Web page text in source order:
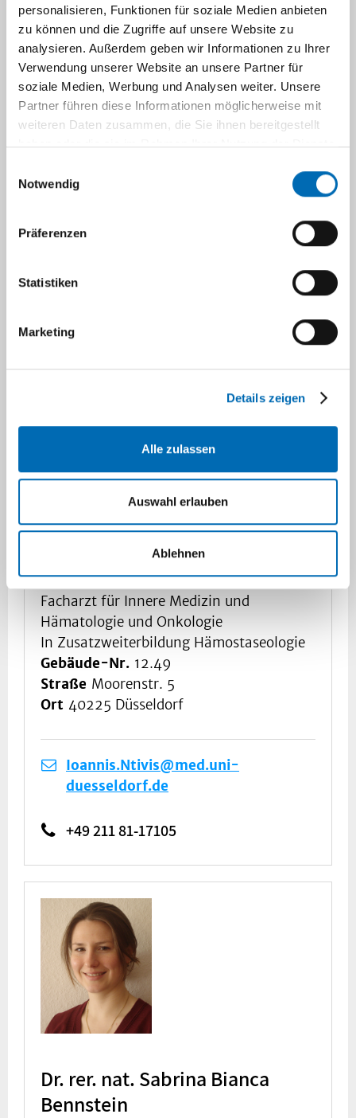
personalisieren, Funktionen für soziale Medien anbieten
zu können und die Zugriffe auf unsere Website zu
analysieren. Außerdem geben wir Informationen zu Ihrer
Verwendung unserer Website an unsere Partner für
soziale Medien, Werbung und Analysen weiter. Unsere
Partner führen diese Informationen möglicherweise mit
weiteren Daten zusammen, die Sie ihnen bereitgestellt
haben oder die sie im Rahmen Ihrer Nutzung der Dienste
Notwendig
Präferenzen
Statistiken
Marketing
Details zeigen
Alle zulassen
Auswahl erlauben
Ablehnen
Dr. rer. nat. Sandra Weinhold
Wissenschaftliche Mitarbeiterin / AG
Natürliche Immunität
Gebäude-Nr.14.88
Etage2
Zimmer-Nr.4
sandra.weinhold@med.uni-
+49(0)211-81-04317
Ioannis Ntivis
Facharzt für Innere Medizin und
Hämatologie und Onkologie
In Zusatzweiterbildung Hämostaseologie
Gebäude-Nr. 12.49
Straße Moorenstr. 5
Ort 40225 Düsseldorf
Ioannis.Ntivis@med.uni-
duesseldorf.de
+49 211 81-17105
Dr. rer. nat. Sabrina Bianca
Bennstein